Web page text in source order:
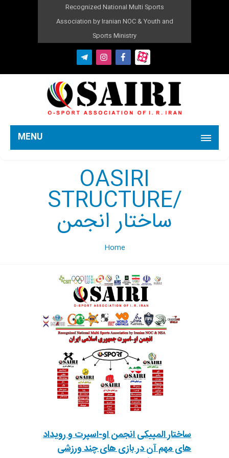
Recognized National Multi Sports
Association by Iranian NOC & Youth and
Sports Ministry
MENU
OASIRI
STRUCTURE/
ساختار انجمن
Home
ساختار المپیکی انجمن او-اسپرت و رویداد
های مهم آن در بازی های چند ورزشی